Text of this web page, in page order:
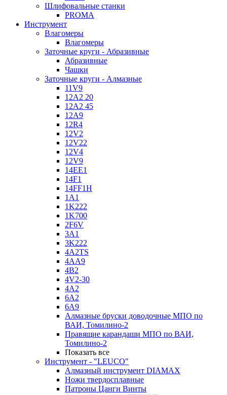
Шлифовальные станки
PROMA
Инструмент
Влагомеры
Влагомеры
Заточные круги - Абразивные
Абразивные
Чашки
Заточные круги - Алмазные
11V9
12A2 20
12A2 45
12A9
12R4
12V2
12V22
12V4
12V9
14EE1
14F1
14FF1H
1A1
1K222
1K700
2F6V
3A1
3K222
4A2TS
4AA9
4B2
4V2-30
4А2
6A2
6A9
Алмазные бруски доводочные МПО по
ВАИ, Томилино-2
Правящие карандаши МПО по ВАИ,
Томилино-2
Показать все
Инструмент - "LEUCO"
Алмазный инструмент DIAMAX
Ножи твердосплавные
Патроны Цанги Винты